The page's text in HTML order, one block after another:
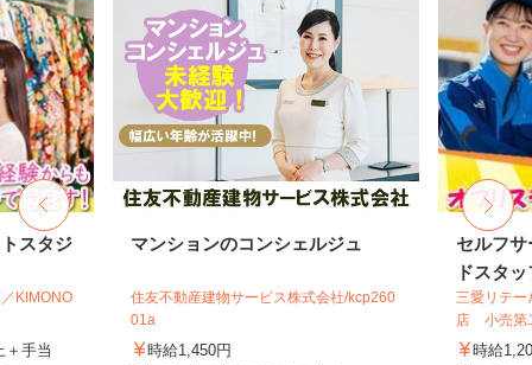
スタジ
KIMONO
＋手当
マンションのコンシェルジュ
住友不動産建物サービス株式会社/kcp260
01a
時給1,450円
セルフ
ドスタッ
三愛リテ
店 小売第
時給